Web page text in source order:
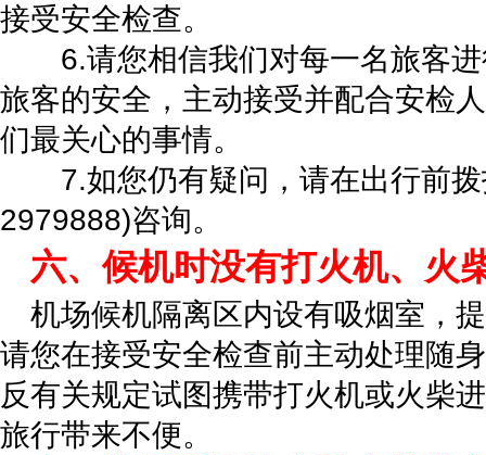
接受安全检查。
6.请您相信我们对每一名旅客进
旅客的安全，主动接受并配合安检
们最关心的事情。
7.如您仍有疑问，请在出行前拨
2979888)咨询。
六、候机时没有打火机、火
机场候机隔离区内设有吸烟室，
请您在接受安全检查前主动处理随
反有关规定试图携带打火机或火柴
旅行带来不便。